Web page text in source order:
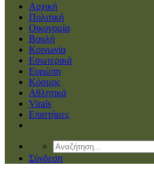
Αρχική
Πολιτική
Οικονομία
Βουλή
Κοινωνία
Εσωτερικά
Ευρώπη
Κόσμος
Αθλητικά
Virals
Επιστήμες
Σύνδεση